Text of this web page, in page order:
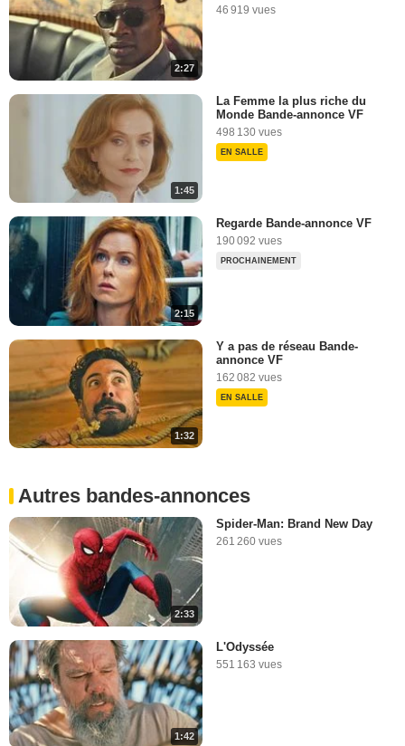
2:27
46 919 vues
1:45
La Femme la plus riche du
Monde Bande-annonce VF
498 130 vues
EN SALLE
2:15
Regarde Bande-annonce VF
190 092 vues
PROCHAINEMENT
1:32
Y a pas de réseau Bande-
annonce VF
162 082 vues
EN SALLE
Autres bandes-annonces
2:33
Spider-Man: Brand New Day
261 260 vues
1:42
L'Odyssée
551 163 vues